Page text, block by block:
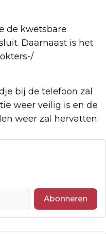
de kwetsbare
Daarnaast is het
bij de telefoon zal
weer veilig is en de
weer zal hervatten.
Abonneren